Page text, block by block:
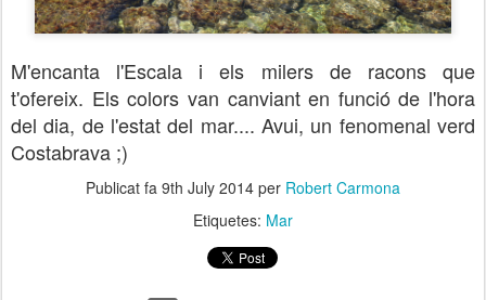
M'encanta l'Escala i els milers de racons que
t'ofereix. Els colors van canviant en funció de l'hora
del dia, de l'estat del mar.... Avui, un fenomenal verd
Costabrava ;)
Publicat fa 9th July 2014 per Robert Carmona
Etiquetes: Mar